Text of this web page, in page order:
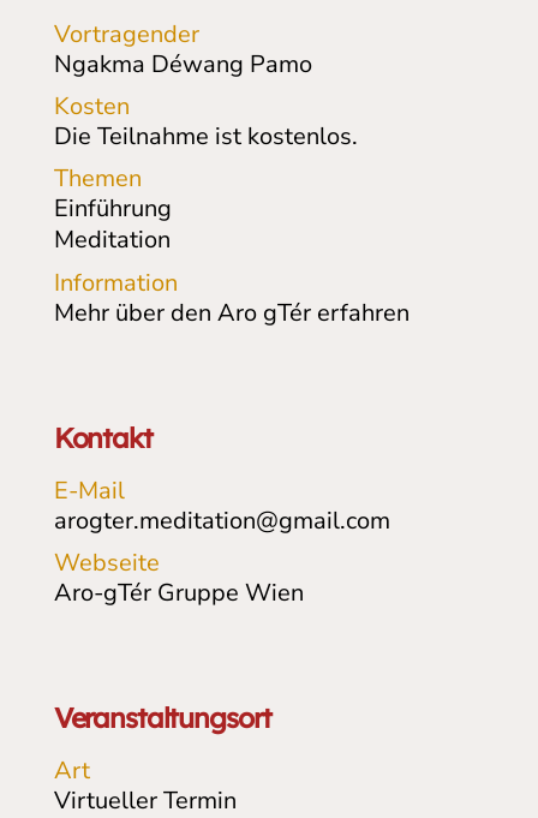
Vortragender
Ngakma Déwang Pamo
Kosten
Die Teilnahme ist kostenlos.
Themen
Einführung
Meditation
Information
Mehr über den Aro gTér erfahren
Kontakt
E-Mail
arogter.meditation@gmail.com
Webseite
Aro-gTér Gruppe Wien
Veranstaltungsort
Art
Virtueller Termin